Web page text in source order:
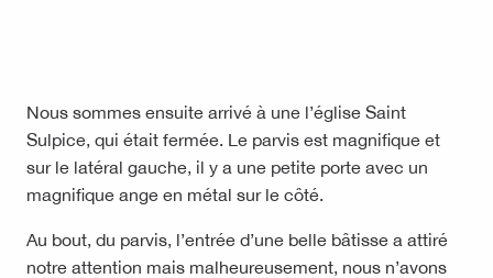
Nous sommes ensuite arrivé à une l’église Saint
Sulpice, qui était fermée. Le parvis est magnifique et
sur le latéral gauche, il y a une petite porte avec un
magnifique ange en métal sur le côté.
Au bout, du parvis, l’entrée d’une belle bâtisse a attiré
notre attention mais malheureusement, nous n’avons